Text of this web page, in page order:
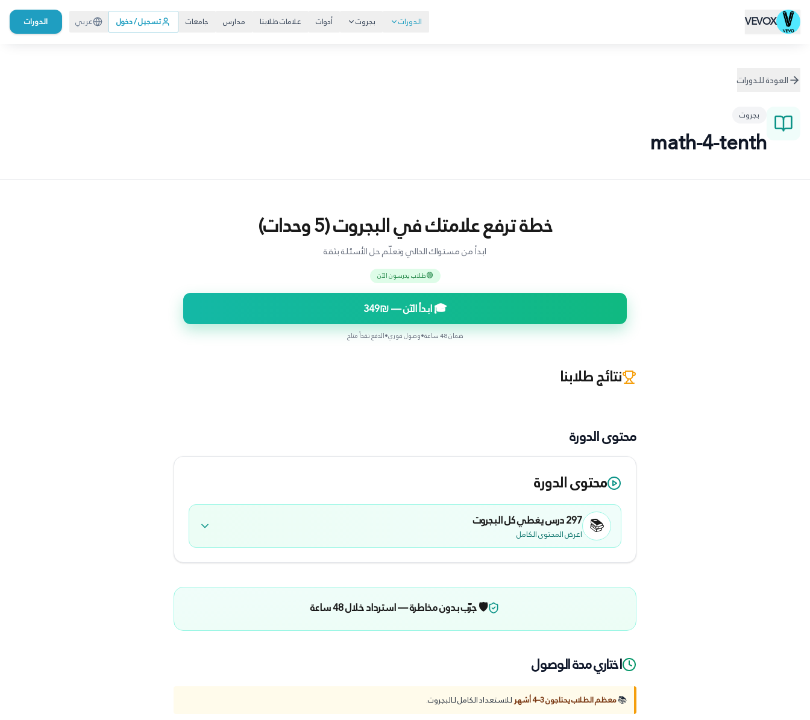
VEVOX الدورات بجروت أدوات علامات طلابنا مدارس جامعات تسجيل / دخول عربي الدورات
العودة للدورات
بجروت
math-4-tenth
خطة ترفع علامتك في البجروت (5 وحدات)
ابدأ من مستواك الحالي وتعلّم حل الأسئلة بثقة
🟢طلاب يدرسون الآن
🎓 ابدأ الآن —₪349
ضمان 48 ساعة •وصول فوري•الدفع نقداً متاح
نتائج طلابنا
محتوى الدورة
محتوى الدورة
📚
297درس يغطي كلالبجروت
اعرض المحتوى الكامل
🛡️ جرّب بدون مخاطرة — استرداد خلال 48 ساعة
اختاري مدة الوصول
📚معظم الطلاب يحتاجون 3–4 أشهر للاستعداد الكامل لـالبجروت.